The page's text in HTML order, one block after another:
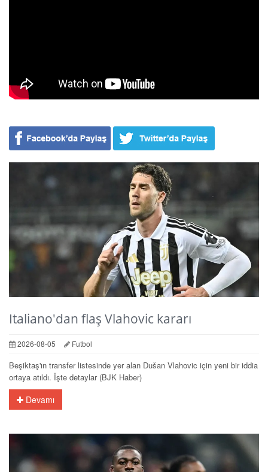
Italiano'dan flaş Vlahovic kararı
2026-08-05 Futbol
Beşiktaş'ın transfer listesinde yer alan Dušan Vlahovic için yeni bir iddia
ortaya atıldı. İşte detaylar (BJK Haber)
Devamı